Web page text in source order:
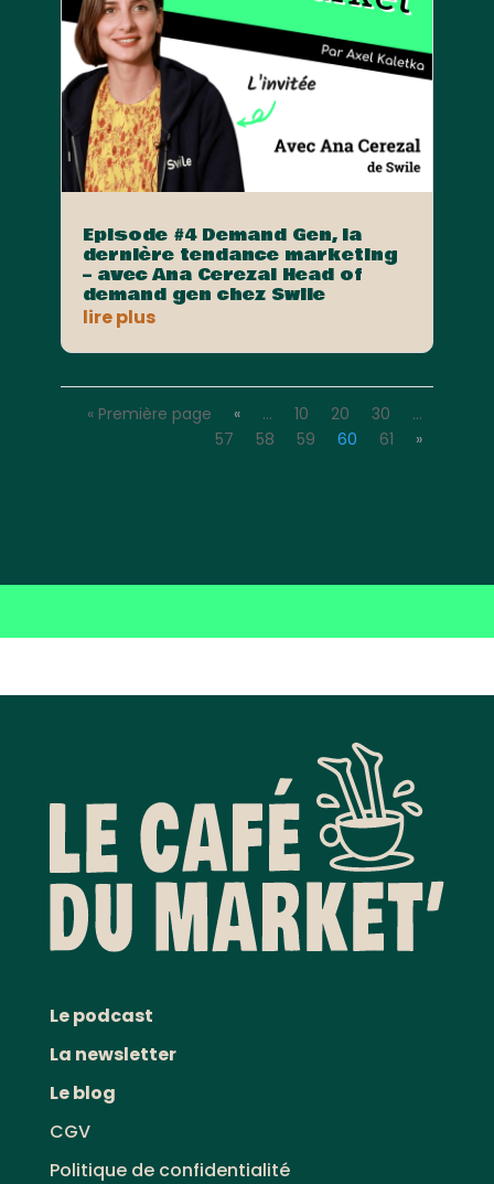
Episode #4 Demand Gen, la
dernière tendance marketing
– avec Ana Cerezal Head of
demand gen chez Swile
lire plus
« Première page « … 10 20 30
…
57
58 59 60 61 »
Le podcast
La newsletter
Le blog
CGV
Politique de confidentialité